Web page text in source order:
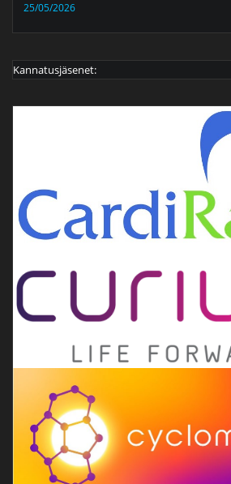
25/05/2026
Kannatusjäsenet: